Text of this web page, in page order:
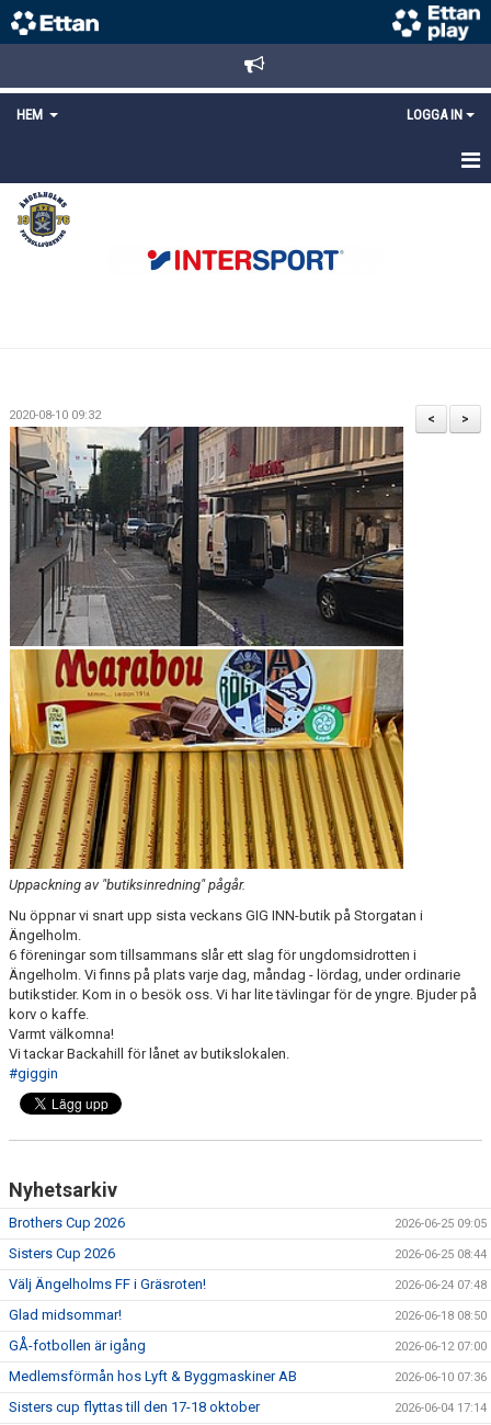
HEM LOGGA IN
STARTSIDA
NYHETER
LÄNKAR
MEDLEMS OCH TRÄNINGSAVGIFTER
>
<
2020-08-10 09:32
Uppackning av "butiksinredning" pågår.
Nu öppnar vi snart upp sista veckans GIG INN-butik på Storgatan i
Ängelholm.
6 föreningar som tillsammans slår ett slag för ungdomsidrotten i
Ängelholm. Vi finns på plats varje dag, måndag - lördag, under ordinarie
butikstider. Kom in o besök oss. Vi har lite tävlingar för de yngre. Bjuder på
korv o kaffe.
Varmt välkomna!
Vi tackar Backahill för lånet av butikslokalen.
#giggin
Nyhetsarkiv
Brothers Cup 2026 2026-06-25 09:05
Sisters Cup 2026 2026-06-25 08:44
Välj Ängelholms FF i Gräsroten! 2026-06-24 07:48
Glad midsommar! 2026-06-18 08:50
GÅ-fotbollen är igång 2026-06-12 07:00
Medlemsförmån hos Lyft & Byggmaskiner AB 2026-06-10 07:36
Sisters cup flyttas till den 17-18 oktober 2026-06-04 17:14